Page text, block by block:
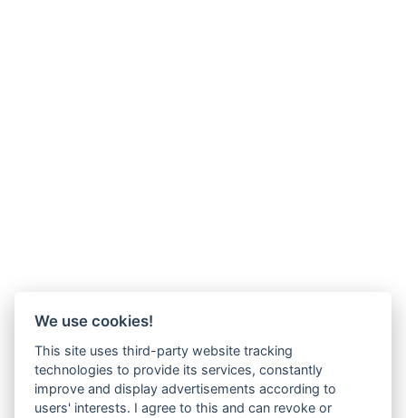
We use cookies!
This site uses third-party website tracking
technologies to provide its services, constantly
improve and display advertisements according to
users' interests. I agree to this and can revoke or